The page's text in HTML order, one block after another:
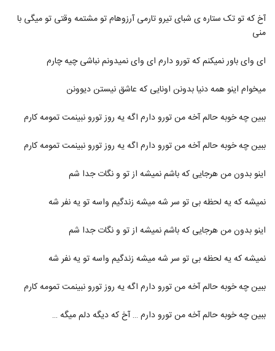
آخ که تو تک ستاره ی شبای تیرو تارمی آرزوهام تو مشتمه وقتی تو میگی با
منی
ای وای باور نمیکنم که تورو دارم ای وای نمیدونم نباشی چیه چارم
میخوام اینو همه دنیا بدونن اونایی که عاشق نیستن دیوونن
ببین چه خوبه حالم آخه من تورو دارم اگه یه روز تورو نبینمت تمومه کارم
ببین چه خوبه حالم آخه من تورو دارم اگه یه روز تورو نبینمت تمومه کارم
اینو بدون من هرجایی که باشم نمیشه از تو و نگات جدا شم
نمیشه که یه لحظه بی تو سر شه میشه زندگیم واسه تو یه نفر شه
اینو بدون من هرجایی که باشم نمیشه از تو و نگات جدا شم
نمیشه که یه لحظه بی تو سر شه میشه زندگیم واسه تو یه نفر شه
ببین چه خوبه حالم آخه من تورو دارم اگه یه روز تورو نبینمت تمومه کارم
ببین چه خوبه حالم آخه من تورو دارم … آخ که دیگه دلم میگه …